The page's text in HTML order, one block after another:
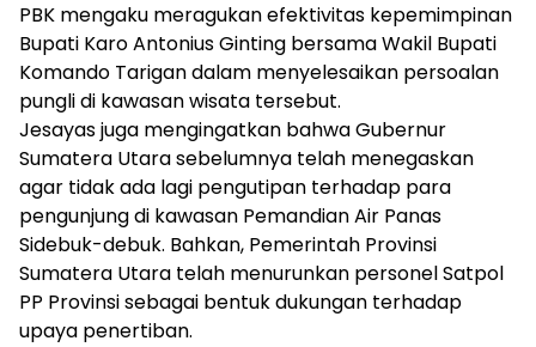
PBK mengaku meragukan efektivitas kepemimpinan
Bupati Karo Antonius Ginting bersama Wakil Bupati
Komando Tarigan dalam menyelesaikan persoalan
pungli di kawasan wisata tersebut.
Jesayas juga mengingatkan bahwa Gubernur
Sumatera Utara sebelumnya telah menegaskan
agar tidak ada lagi pengutipan terhadap para
pengunjung di kawasan Pemandian Air Panas
Sidebuk-debuk. Bahkan, Pemerintah Provinsi
Sumatera Utara telah menurunkan personel Satpol
PP Provinsi sebagai bentuk dukungan terhadap
upaya penertiban.